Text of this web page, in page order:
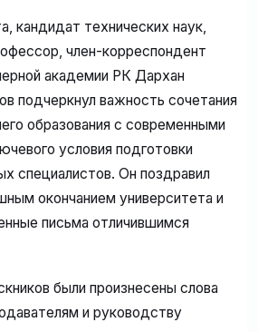
кандидат технических наук,
член-корреспондент
академии РК Дархан
подчеркнул важность сочетания
образования с современными
условия подготовки
специалистов. Он поздравил
окончанием университета и
письма отличившимся
были произнесены слова
и руководству